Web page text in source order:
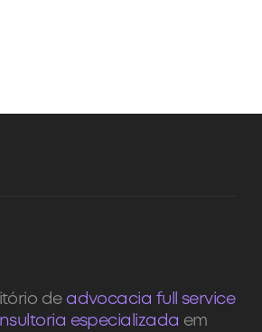
de advocacia full service
especializada em